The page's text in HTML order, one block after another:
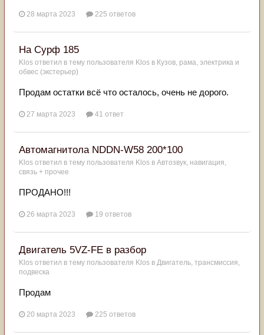
28 марта 2023 225 ответов
На Сурф 185
Klos ответил в тему пользователя Klos в Кузов, рама, электрика и
обвес (экстерьер)
Продам остатки всё что осталось, очень не дорого.
27 марта 2023 41 ответ
Автомагнитола NDDN-W58 200*100
Klos ответил в тему пользователя Klos в Автозвук, навигация,
связь + прочее
ПРОДАНО!!!
26 марта 2023 19 ответов
Двигатель 5VZ-FE в разбор
Klos ответил в тему пользователя Klos в Двигатель, трансмиссия,
подвеска
Продам
20 марта 2023 225 ответов